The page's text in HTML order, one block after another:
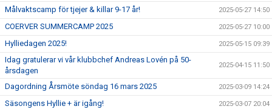
Målvaktscamp för tjejer & killar 9-17 år! 2025-05-27 14:50
COERVER SUMMERCAMP 2025 2025-05-27 10:00
Hylliedagen 2025! 2025-05-15 09:39
Idag gratulerar vi vår klubbchef Andreas Lovén på 50-
årsdagen
2025-04-15 11:50
Dagordning Årsmöte söndag 16 mars 2025 2025-03-09 14:24
Säsongens Hyllie + är igång! 2025-03-07 20:04